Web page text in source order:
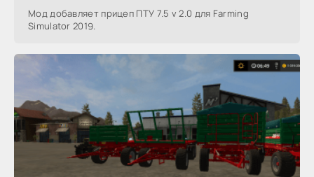
Мод добавляет прицеп ПТУ 7.5 v 2.0 для Farming
Simulator 2019.